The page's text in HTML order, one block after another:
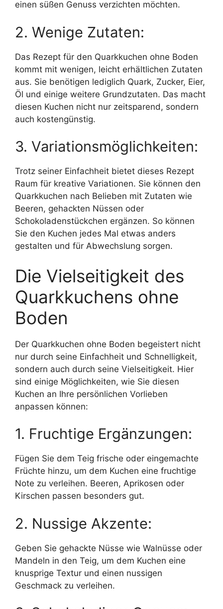
einen süßen Genuss verzichten möchten.
2. Wenige Zutaten:
Das Rezept für den Quarkkuchen ohne Boden
kommt mit wenigen, leicht erhältlichen Zutaten
aus. Sie benötigen lediglich Quark, Zucker, Eier,
Öl und einige weitere Grundzutaten. Das macht
diesen Kuchen nicht nur zeitsparend, sondern
auch kostengünstig.
3. Variationsmöglichkeiten:
Trotz seiner Einfachheit bietet dieses Rezept
Raum für kreative Variationen. Sie können den
Quarkkuchen nach Belieben mit Zutaten wie
Beeren, gehackten Nüssen oder
Schokoladenstückchen ergänzen. So können
Sie den Kuchen jedes Mal etwas anders
gestalten und für Abwechslung sorgen.
Die Vielseitigkeit des
Quarkkuchens ohne
Boden
Der Quarkkuchen ohne Boden begeistert nicht
nur durch seine Einfachheit und Schnelligkeit,
sondern auch durch seine Vielseitigkeit. Hier
sind einige Möglichkeiten, wie Sie diesen
Kuchen an Ihre persönlichen Vorlieben
anpassen können:
1. Fruchtige Ergänzungen:
Fügen Sie dem Teig frische oder eingemachte
Früchte hinzu, um dem Kuchen eine fruchtige
Note zu verleihen. Beeren, Aprikosen oder
Kirschen passen besonders gut.
2. Nussige Akzente:
Geben Sie gehackte Nüsse wie Walnüsse oder
Mandeln in den Teig, um dem Kuchen eine
knusprige Textur und einen nussigen
Geschmack zu verleihen.